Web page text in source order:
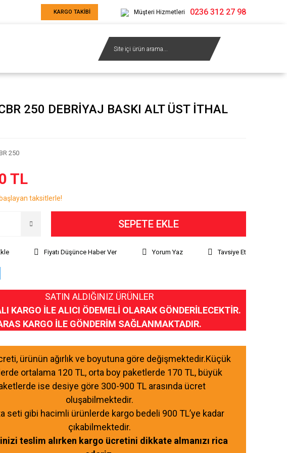
KARGO TAKİBİ Müşteri Hizmetleri 0236 312 27 98
250 DEBRİYAJ BASKI ALT ÜST İTHAL
250
TL
taksitlerle!
SEPETE EKLE
Fiyatı Düşünce Haber Ver Yorum Yaz Tavsiye Et
SATIN ALDIĞINIZ ÜRÜNLER
KARGO İLE ALICI ÖDEMELİ OLARAK GÖNDERİLECEKTİR.
KARGO İLE GÖNDERİM SAĞLANMAKTADIR.
ürünün ağırlık ve boyutuna göre değişmektedir.Küçük
ortalama 120 TL, orta boy paketlerde 170 TL, büyük
ise desiye göre 300-900 TL arasında ücret
oluşabilmektedir.
seti gibi hacimli ürünlerde kargo bedeli 900 TL’ye kadar
çıkabilmektedir.
teslim alırken kargo ücretini dikkate almanızı rica